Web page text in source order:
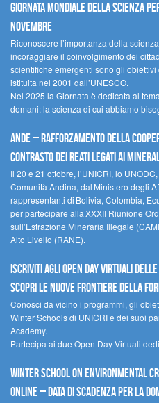
Giornata mondiale della scienza
novembre
Riconoscere l’importanza della
incoraggiare il coinvolgimento dei
scientifiche emergenti sono gli
istituita nel 2001 dall’UNESCO.
Nel 2025 la Giornata è dedicata al
domani: la scienza di cui abbiamo
Ande – Rafforzamento della
contrasto dei reati legati ai
Il 20 e 21 ottobre, l’UNICRI, lo
Comunità Andina, dal Ministero degli
rappresentanti di Bolivia, Colombia,
per partecipare alla XXXII Riunione
sull’Estrazione Mineraria Illegale
Alto Livello (RANE).
Iscriviti agli Open Day Virtuali delle
scopri le nuove frontiere della
Conosci da vicino i programmi, gli
Winter Schools di UNICRI e dei suoi
Academy.
Partecipa ai due Open Day Virtuali
Winter School on Environmental
Online – Data di scadenza per la